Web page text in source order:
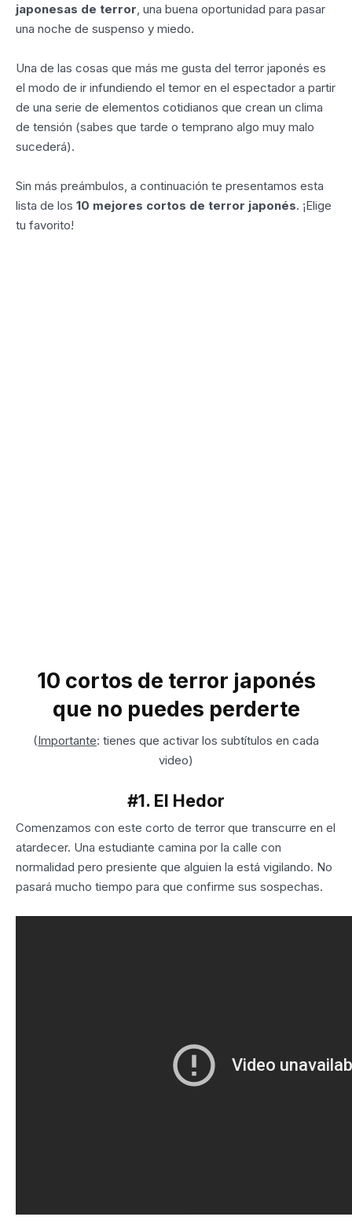
japonesas de terror, una buena oportunidad para pasar
una noche de suspenso y miedo.
Una de las cosas que más me gusta del terror japonés es
el modo de ir infundiendo el temor en el espectador a partir
de una serie de elementos cotidianos que crean un clima
de tensión (sabes que tarde o temprano algo muy malo
sucederá).
Sin más preámbulos, a continuación te presentamos esta
lista de los 10 mejores cortos de terror japonés. ¡Elige
tu favorito!
10 cortos de terror japonés
que no puedes perderte
(Importante: tienes que activar los subtítulos en cada
video)
#1. El Hedor
Comenzamos con este corto de terror que transcurre en el
atardecer. Una estudiante camina por la calle con
normalidad pero presiente que alguien la está vigilando. No
pasará mucho tiempo para que confirme sus sospechas.